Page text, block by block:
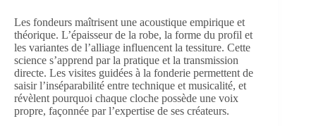
Les fondeurs maîtrisent une acoustique empirique et
théorique. L’épaisseur de la robe, la forme du profil et
les variantes de l’alliage influencent la tessiture. Cette
science s’apprend par la pratique et la transmission
directe. Les visites guidées à la fonderie permettent de
saisir l’inséparabilité entre technique et musicalité, et
révèlent pourquoi chaque cloche possède une voix
propre, façonnée par l’expertise de ses créateurs.